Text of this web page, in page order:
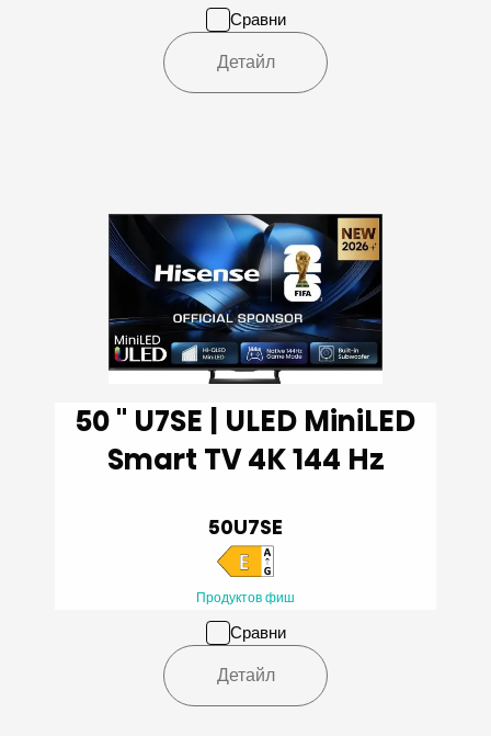
Сравни
Детайл
50 '' U7SE | ULED MiniLED
Smart TV 4K 144 Hz
50U7SE
Продуктов фиш
Сравни
Детайл